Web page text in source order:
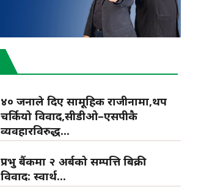
४० जनाले दिए सामूहिक राजीनामा,थप
चर्कियो विवाद,सीडीओ–एसपीकै
व्यवहारविरुद्ध...
प्रभु बैंकमा २ अर्बको सम्पत्ति बिक्री
विवाद: स्वार्थ...